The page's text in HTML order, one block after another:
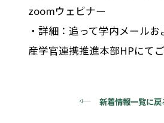
zoomウェビナー
・詳細：追って学内メールお
産学官連携推進本部HPにて
新着情報一覧に戻